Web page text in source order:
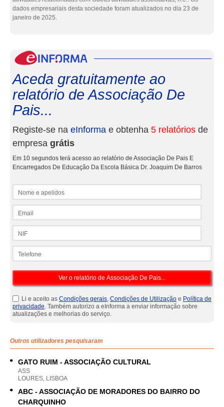
dados empresariais desta sociedade foram atualizados no dia 23 de
janeiro de 2025.
Aceda gratuitamente ao
relatório de Associação De
Pais...
Registe-se na eInforma e obtenha 5 relatórios de
empresa grátis
Em 10 segundos terá acesso ao relatório de Associação De Pais E
Encarregados De Educação Da Escola Básica Dr. Joaquim De Barros
Li e aceito as Condições gerais, Condições de Utilização e Política de
privacidade. Também autorizo a eInforma a enviar informação sobre
atualizações e melhorias do serviço.
Outros utilizadores pesquisaram
GATO RUIM - ASSOCIAÇÃO CULTURAL
ASS
LOURES, LISBOA
ABC - ASSOCIAÇÃO DE MORADORES DO BAIRRO DO
CHARQUINHO